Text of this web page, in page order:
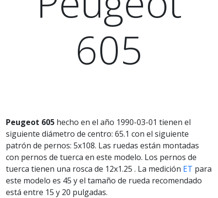
605
Peugeot 605 hecho en el año 1990-03-01 tienen el
siguiente diámetro de centro: 65.1 con el siguiente
patrón de pernos: 5x108. Las ruedas están montadas
con pernos de tuerca en este modelo. Los pernos de
tuerca tienen una rosca de 12x1.25 . La medición ET para
este modelo es 45 y el tamaño de rueda recomendado
está entre 15 y 20 pulgadas.